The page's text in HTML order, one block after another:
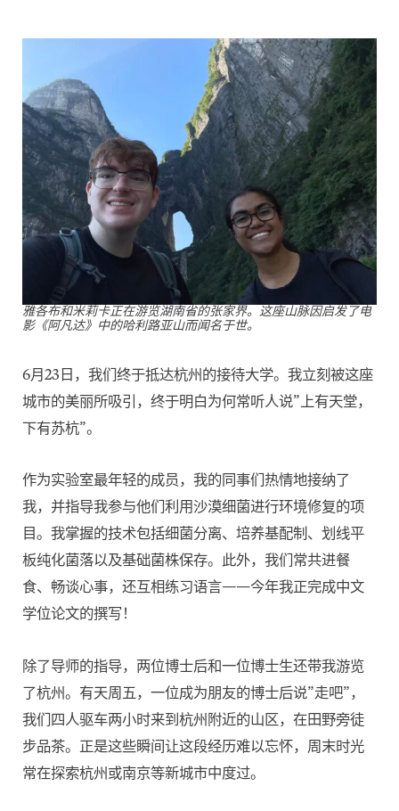
雅各布和米莉卡正在游览湖南省的张家界。这座山脉因启发了电
影《阿凡达》中的哈利路亚山而闻名于世。
6月23日，我们终于抵达杭州的接待大学。我立刻被这座
城市的美丽所吸引，终于明白为何常听人说”上有天堂，
下有苏杭”。
作为实验室最年轻的成员，我的同事们热情地接纳了
我，并指导我参与他们利用沙漠细菌进行环境修复的项
目。我掌握的技术包括细菌分离、培养基配制、划线平
板纯化菌落以及基础菌株保存。此外，我们常共进餐
食、畅谈心事，还互相练习语言——今年我正完成中文
学位论文的撰写！
除了导师的指导，两位博士后和一位博士生还带我游览
了杭州。有天周五，一位成为朋友的博士后说”走吧”，
我们四人驱车两小时来到杭州附近的山区，在田野旁徒
步品茶。正是这些瞬间让这段经历难以忘怀，周末时光
常在探索杭州或南京等新城市中度过。